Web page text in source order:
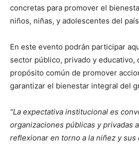
concretas para promover el
niños, niñas, y adolescentes del
En este evento podrán participar
sector público, privado y educativo,
propósito común de promover
garantizar el bienestar integral del
“La expectativa institucional es
organizaciones públicas y privadas
reflexionar en torno a la niñez y sus